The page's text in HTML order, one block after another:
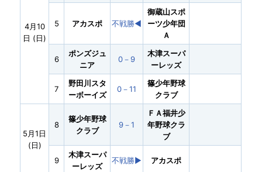
4月10
日 (日)
5 アカスポ 不戦勝◀︎
御蔵山スポ
ーツ少年団
Ａ
6
ポンズジュ
ニア
0－9
木津スーパ
ーレッズ
7
野田川スタ
ーボーイズ
0－11
篠少年野球
クラブ
5月1日
(日)
8
篠少年野球
クラブ
9－1
ＦＡ福井少
年野球クラ
ブ
9
木津スーパ
ーレッズ
不戦勝▶︎ アカスポ